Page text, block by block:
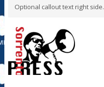
Optional callout text right side.